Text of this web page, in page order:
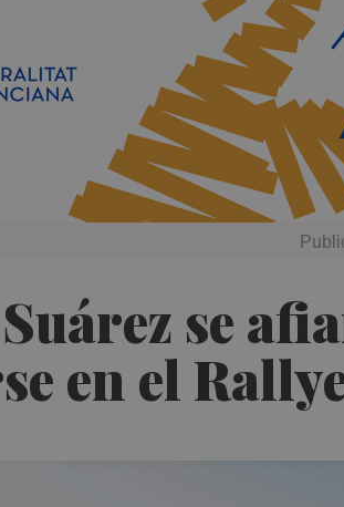
se
en el